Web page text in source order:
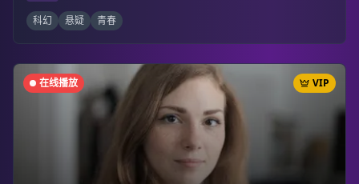
科幻 悬疑 青春
在线播放 VIP